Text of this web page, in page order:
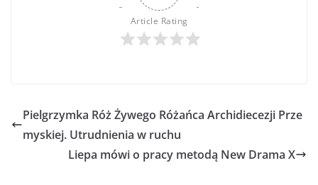
Article Rating
Pielgrzymka Róż Żywego Różańca Archidiecezji Prze
myskiej. Utrudnienia w ruchu
Liepa mówi o pracy metodą New Drama X